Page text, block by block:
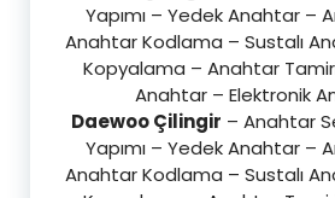
Yapımı – Yedek Anahtar –
Anahtar Kodlama – Sustalı
Kopyalama – Anahtar
Anahtar – Elektronik
Daewoo Çilingir – Anahtar
Yapımı – Yedek Anahtar –
Anahtar Kodlama – Sustalı